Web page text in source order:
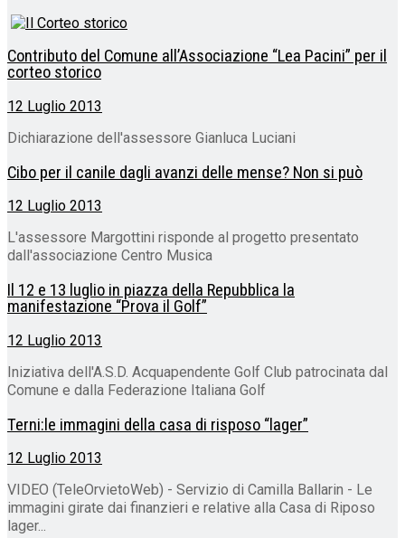
Contributo del Comune all’Associazione “Lea Pacini” per il
corteo storico
12 Luglio 2013
Dichiarazione dell'assessore Gianluca Luciani
Cibo per il canile dagli avanzi delle mense? Non si può
12 Luglio 2013
L'assessore Margottini risponde al progetto presentato
dall'associazione Centro Musica
Il 12 e 13 luglio in piazza della Repubblica la
manifestazione “Prova il Golf”
12 Luglio 2013
Iniziativa dell'A.S.D. Acquapendente Golf Club patrocinata dal
Comune e dalla Federazione Italiana Golf
Terni:le immagini della casa di risposo “lager”
12 Luglio 2013
VIDEO (TeleOrvietoWeb) - Servizio di Camilla Ballarin - Le
immagini girate dai finanzieri e relative alla Casa di Riposo
lager...